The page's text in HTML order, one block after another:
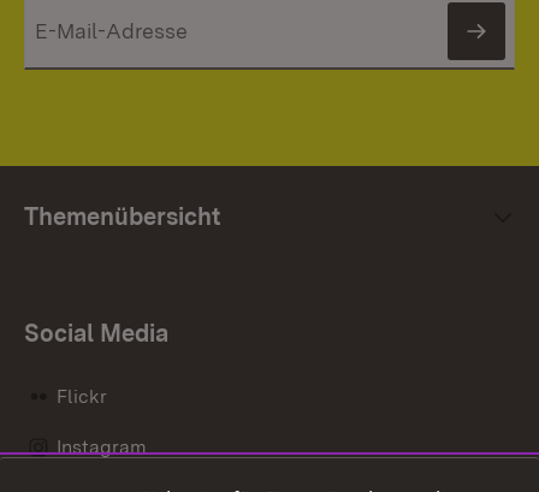
Themenübersicht
Social Media
Flickr
Instagram